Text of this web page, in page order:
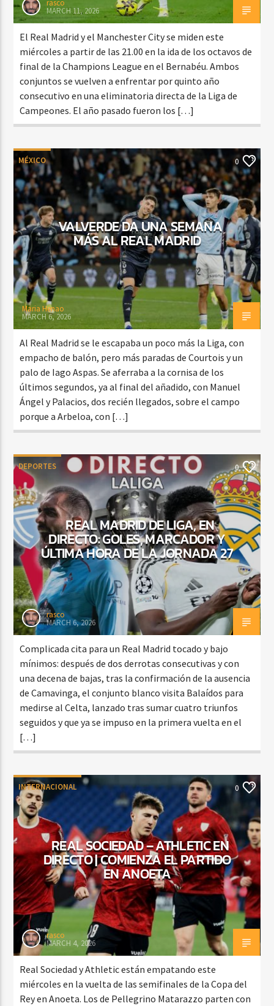
rasco
MARCH 11, 2026
El Real Madrid y el Manchester City se miden este
miércoles a partir de las 21.00 en la ida de los octavos de
final de la Champions League en el Bernabéu. Ambos
conjuntos se vuelven a enfrentar por quinto año
consecutivo en una eliminatoria directa de la Liga de
Campeones. El año pasado fueron los […]
MÉXICO 0
VALVERDE DA UNA SEMANA
MÁS AL REAL MADRID
Maria Henao
MARCH 6, 2026
Al Real Madrid se le escapaba un poco más la Liga, con
empacho de balón, pero más paradas de Courtois y un
palo de Iago Aspas. Se aferraba a la cornisa de los
últimos segundos, ya al final del añadido, con Manuel
Ángel y Palacios, dos recién llegados, sobre el campo
porque a Arbeloa, con […]
DEPORTES 0
REAL MADRID DE LIGA, EN
DIRECTO: GOLES, MARCADOR Y
ÚLTIMA HORA DE LA JORNADA 27
rasco
MARCH 6, 2026
Complicada cita para un Real Madrid tocado y bajo
mínimos: después de dos derrotas consecutivas y con
una decena de bajas, tras la confirmación de la ausencia
de Camavinga, el conjunto blanco visita Balaídos para
medirse al Celta, lanzado tras sumar cuatro triunfos
seguidos y que ya se impuso en la primera vuelta en el
[…]
INTERNACIONAL 0
REAL SOCIEDAD – ATHLETIC EN
DIRECTO | COMIENZA EL PARTIDO
EN ANOETA
rasco
MARCH 4, 2026
Real Sociedad y Athletic están empatando este
miércoles en la vuelta de las semifinales de la Copa del
Rey en Anoeta. Los de Pellegrino Matarazzo parten con